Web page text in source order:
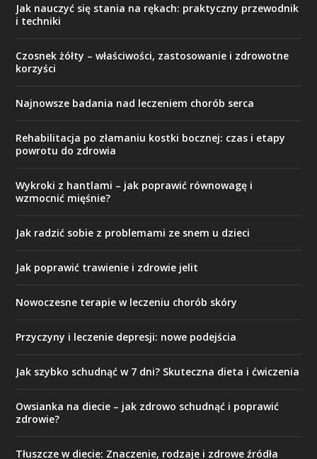
Jak nauczyć się stania na rękach: praktyczny przewodnik
i techniki
Czosnek żółty – właściwości, zastosowanie i zdrowotne
korzyści
Najnowsze badania nad leczeniem chorób serca
Rehabilitacja po złamaniu kostki bocznej: czas i etapy
powrotu do zdrowia
Wykroki z hantlami – jak poprawić równowagę i
wzmocnić mięśnie?
Jak radzić sobie z problemami ze snem u dzieci
Jak poprawić trawienie i zdrowie jelit
Nowoczesne terapie w leczeniu chorób skóry
Przyczyny i leczenie depresji: nowe podejścia
Jak szybko schudnąć w 7 dni? Skuteczna dieta i ćwiczenia
Owsianka na diecie – jak zdrowo schudnąć i poprawić
zdrowie?
Tłuszcze w diecie: Znaczenie, rodzaje i zdrowe źródła